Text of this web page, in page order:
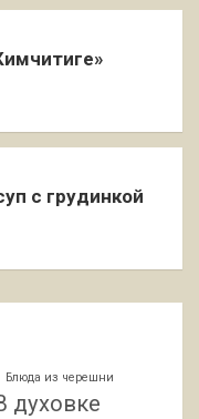
с грудинкой
Блюда из черешни
духовке